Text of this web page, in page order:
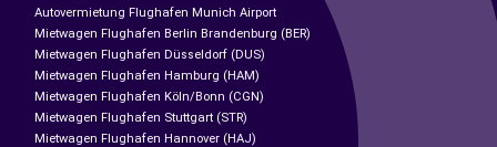
Autovermietung Flughafen Munich Airport
Mietwagen Flughafen Berlin Brandenburg (BER)
Mietwagen Flughafen Düsseldorf (DUS)
Mietwagen Flughafen Hamburg (HAM)
Mietwagen Flughafen Köln/Bonn (CGN)
Mietwagen Flughafen Stuttgart (STR)
Mietwagen Flughafen Hannover (HAJ)